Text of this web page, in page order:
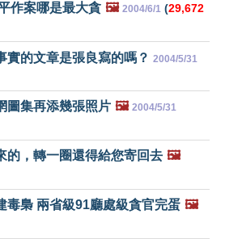
作案哪是最大貪 🖼️ 2004/6/1 (29,672
實的文章是張良寫的嗎？ 2004/5/31
圖集再添幾張照片 🖼️ 2004/5/31
的，轉一圈還得給您寄回去 🖼️
毒梟 兩省級91廳處級貪官完蛋 🖼️